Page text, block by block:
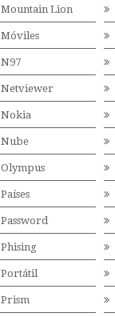
Mountain Lion
Móviles
N97
Netviewer
Nokia
Nube
Olympus
Países
Password
Phising
Portátil
Prism